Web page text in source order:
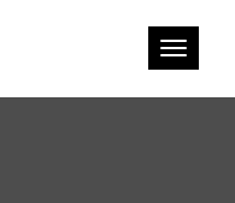
Toggle